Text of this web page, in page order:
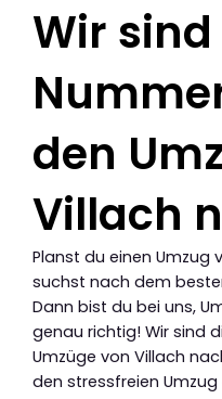
Wir
den
Villach
Planst du einen Umzug
suchst nach dem
Dann bist du bei uns,
genau richtig! Wir sind
Umzüge von Villach
den stressfreien